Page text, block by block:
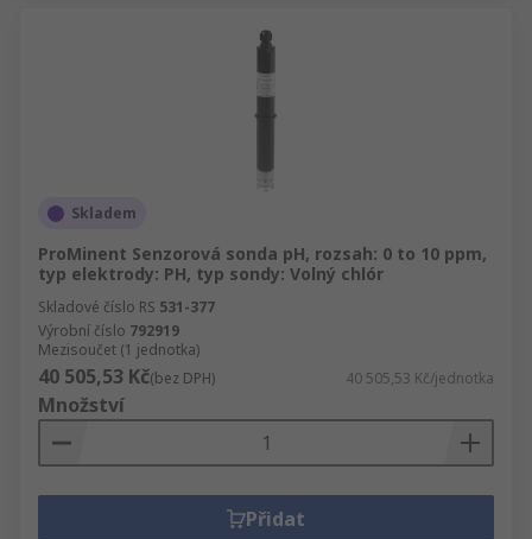
Skladem
ProMinent Senzorová sonda pH, rozsah: 0 to 10 ppm,
typ elektrody: PH, typ sondy: Volný chlór
Skladové číslo RS 531-377
Výrobní číslo 792919
Mezisoučet (1 jednotka)
40 505,53 Kč(bez DPH) 40 505,53 Kč/jednotka
Množství
Přidat